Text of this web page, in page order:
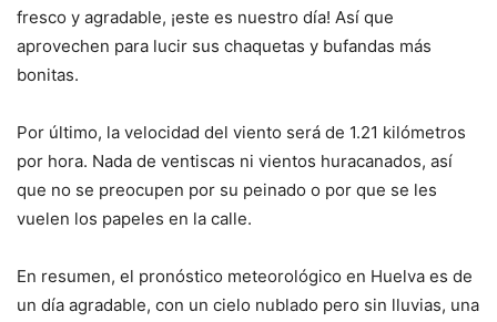
fresco y agradable, ¡este es nuestro día! Así que
aprovechen para lucir sus chaquetas y bufandas más
bonitas.
Por último, la velocidad del viento será de 1.21 kilómetros
por hora. Nada de ventiscas ni vientos huracanados, así
que no se preocupen por su peinado o por que se les
vuelen los papeles en la calle.
En resumen, el pronóstico meteorológico en Huelva es de
un día agradable, con un cielo nublado pero sin lluvias, una